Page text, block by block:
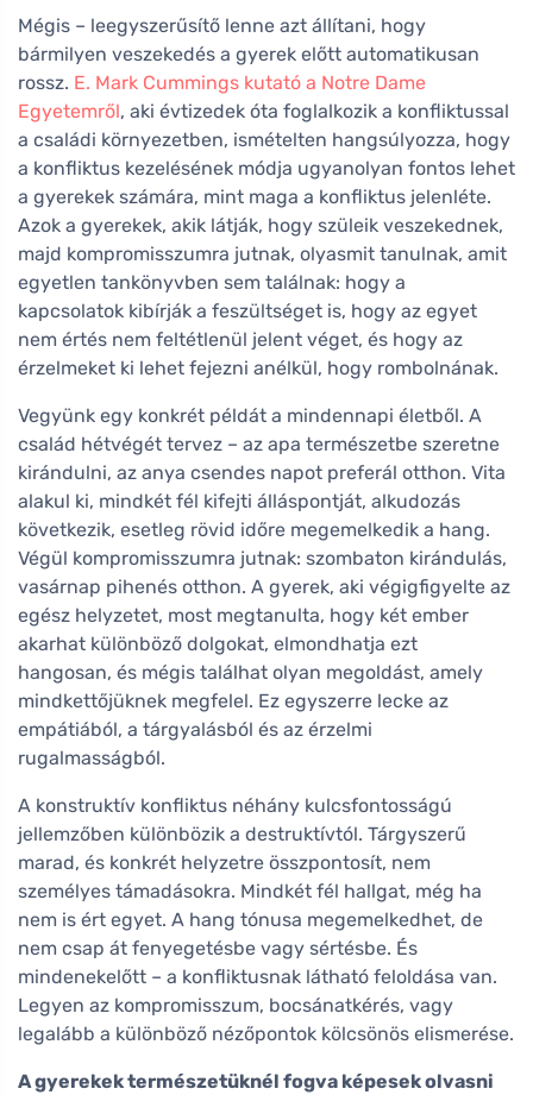
Mégis – leegyszerűsítő lenne azt állítani, hogy
bármilyen veszekedés a gyerek előtt automatikusan
rossz. E. Mark Cummings kutató a Notre Dame
Egyetemről, aki évtizedek óta foglalkozik a konfliktussal
a családi környezetben, ismételten hangsúlyozza, hogy
a konfliktus kezelésének módja ugyanolyan fontos lehet
a gyerekek számára, mint maga a konfliktus jelenléte.
Azok a gyerekek, akik látják, hogy szüleik veszekednek,
majd kompromisszumra jutnak, olyasmit tanulnak, amit
egyetlen tankönyvben sem találnak: hogy a
kapcsolatok kibírják a feszültséget is, hogy az egyet
nem értés nem feltétlenül jelent véget, és hogy az
érzelmeket ki lehet fejezni anélkül, hogy rombolnának.
Vegyünk egy konkrét példát a mindennapi életből. A
család hétvégét tervez – az apa természetbe szeretne
kirándulni, az anya csendes napot preferál otthon. Vita
alakul ki, mindkét fél kifejti álláspontját, alkudozás
következik, esetleg rövid időre megemelkedik a hang.
Végül kompromisszumra jutnak: szombaton kirándulás,
vasárnap pihenés otthon. A gyerek, aki végigfigyelte az
egész helyzetet, most megtanulta, hogy két ember
akarhat különböző dolgokat, elmondhatja ezt
hangosan, és mégis találhat olyan megoldást, amely
mindkettőjüknek megfelel. Ez egyszerre lecke az
empátiából, a tárgyalásból és az érzelmi
rugalmasságból.
A konstruktív konfliktus néhány kulcsfontosságú
jellemzőben különbözik a destruktívtól. Tárgyszerű
marad, és konkrét helyzetre összpontosít, nem
személyes támadásokra. Mindkét fél hallgat, még ha
nem is ért egyet. A hang tónusa megemelkedhet, de
nem csap át fenyegetésbe vagy sértésbe. És
mindenekelőtt – a konfliktusnak látható feloldása van.
Legyen az kompromisszum, bocsánatkérés, vagy
legalább a különböző nézőpontok kölcsönös elismerése.
A gyerekek természetüknél fogva képesek olvasni